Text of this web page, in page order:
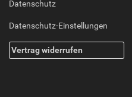
Datenschutz
Datenschutz-Einstellungen
Vertrag widerrufen